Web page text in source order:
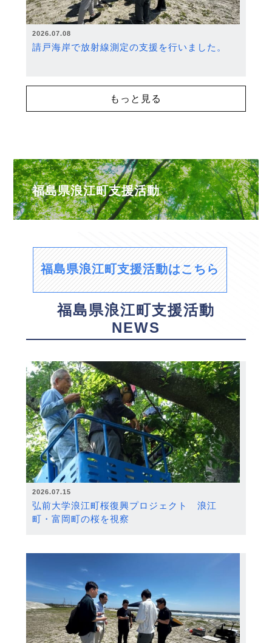
2026.07.08
請戸海岸で放射線測定の支援を行いました。
もっと見る
福島県浪江町支援活動
福島県浪江町支援活動はこちら
福島県浪江町支援活動
NEWS
2026.07.15
弘前大学浪江町桜復興プロジェクト 浪江
町・富岡町の桜を視察